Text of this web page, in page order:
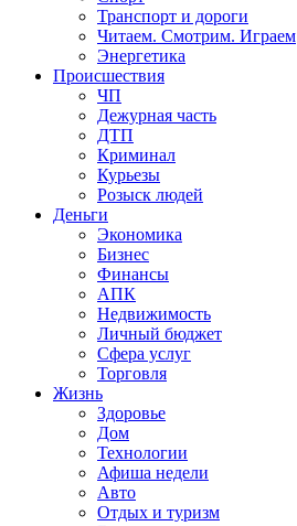
Транспорт и дороги
Читаем. Смотрим. Играем
Энергетика
Происшествия
ЧП
Дежурная часть
ДТП
Криминал
Курьезы
Розыск людей
Деньги
Экономика
Бизнес
Финансы
АПК
Недвижимость
Личный бюджет
Сфера услуг
Торговля
Жизнь
Здоровье
Дом
Технологии
Афиша недели
Авто
Отдых и туризм